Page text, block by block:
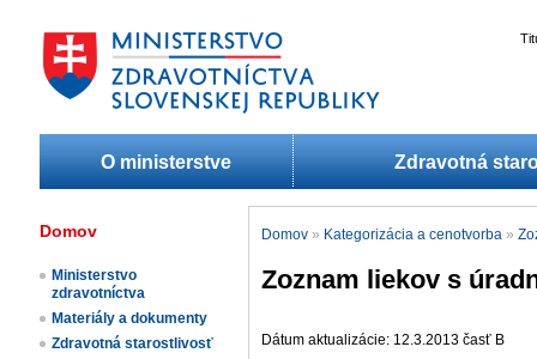
O ministerstve Zdravotná
Domov
Ministerstvo
zdravotníctva
Materiály a dokumenty
Zdravotná starostlivosť
Domov » Kategorizácia a cenotvorba »
Zoznam liekov s
Dátum aktualizácie: 12.3.2013 časť B